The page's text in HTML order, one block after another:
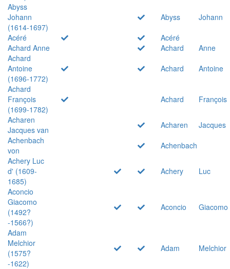
Abyss
Johann
(1614-1697)
Abyss
Johann
Acéré
Acéré
Achard Anne
Achard
Anne
Achard
Antoine
(1696-1772)
Achard
Antoine
Achard
François
(1699-1782)
Achard
François
Acharen
Jacques van
Acharen
Jacques
Achenbach
von
Achenbach
Achery Luc
d' (1609-
1685)
Achery
Luc
Aconcio
Giacomo
(1492?
-1566?)
Aconcio Giacomo
Adam
Melchior
(1575?
-1622)
Adam Melchior